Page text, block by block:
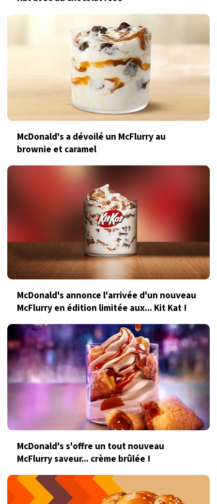
McDonald's a dévoilé un McFlurry au
brownie et caramel
McDonald's annonce l'arrivée d'un nouveau
McFlurry en édition limitée aux... Kit Kat !
McDonald's s'offre un tout nouveau
McFlurry saveur... crème brûlée !